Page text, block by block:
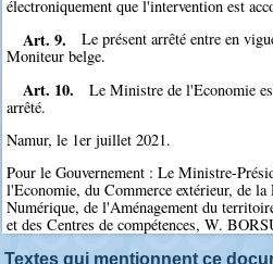
électroniquement que l'intervention est
Art. 9.
Le présent arrêté entre en
Moniteur belge.
Art. 10.
Le Ministre de l'Economie
arrêté.
Namur, le 1er juillet 2021.
Pour le Gouvernement : Le Ministre-
l'Economie, du Commerce extérieur, de
Numérique, de l'Aménagement du
et des Centres de compétences, W.
Textes qui mentionnent ce